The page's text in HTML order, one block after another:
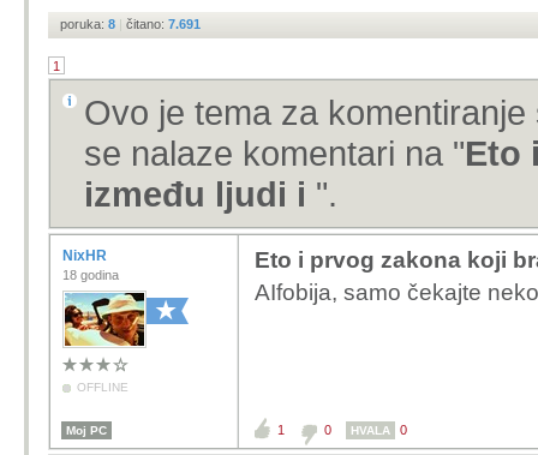
poruka: 8 | čitano: 7.691
1
Ovo je tema za
se nalaze komentari na "Eto
između ljudi i ".
NixHR
18 godina
OFFLINE
Eto i prvog zakona koji
AIfobija, samo čekajte
Moj PC 1 0 HVALA 0